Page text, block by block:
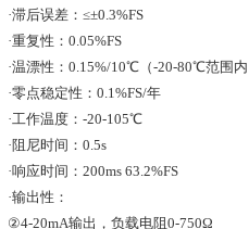
·滞后误差：≤±0.3%FS
·重复性：0.05%FS
·温漂性：0.15%/10℃（-20-80℃范围
·零点稳定性：0.1%FS/年
·工作温度：-20-105℃
·阻尼时间：0.5s
·响应时间：200ms 63.2%FS
·输出性：
②4-20mA输出，负载电阻0-750Ω